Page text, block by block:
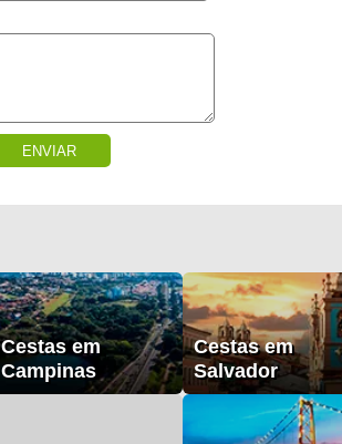
ENVIAR
Cestas em
Campinas
Cestas em
Salvador